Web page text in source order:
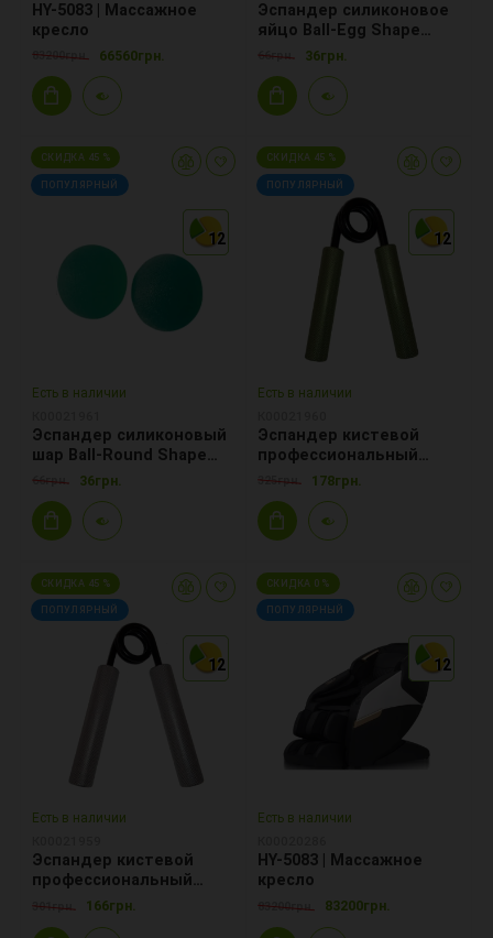
HY-5083 | Массажное
кресло
83200грн. 66560грн.
Эспандер силиконовое
яйцо Ball-Egg Shape
MD1111 d 4-6cm
66грн. 36грн.
12
12
12
СКИДКА 45 %
ПОПУЛЯРНЫЙ
Есть в наличии
Эспандер силиконовый
шар Ball-Round Shape
MD1110 d 5cm
66грн. 36грн.
12
12
12
СКИДКА 45 %
ПОПУЛЯРНЫЙ
Есть в наличии
Эспандер кистевой
профессиональный
Ecofit MD1140 нагрузка
112кг-250LB, металл
325грн. 178грн.
12
12
12
СКИДКА 45 %
ПОПУЛЯРНЫЙ
Есть в наличии
Эспандер кистевой
профессиональный
Ecofit MD1140 нагрузка
45кг-100LB, металл
301грн. 166грн.
12
12
12
СКИДКА 0 %
ПОПУЛЯРНЫЙ
Есть в наличии
HY-5083 | Массажное
кресло
83200грн. 83200грн.